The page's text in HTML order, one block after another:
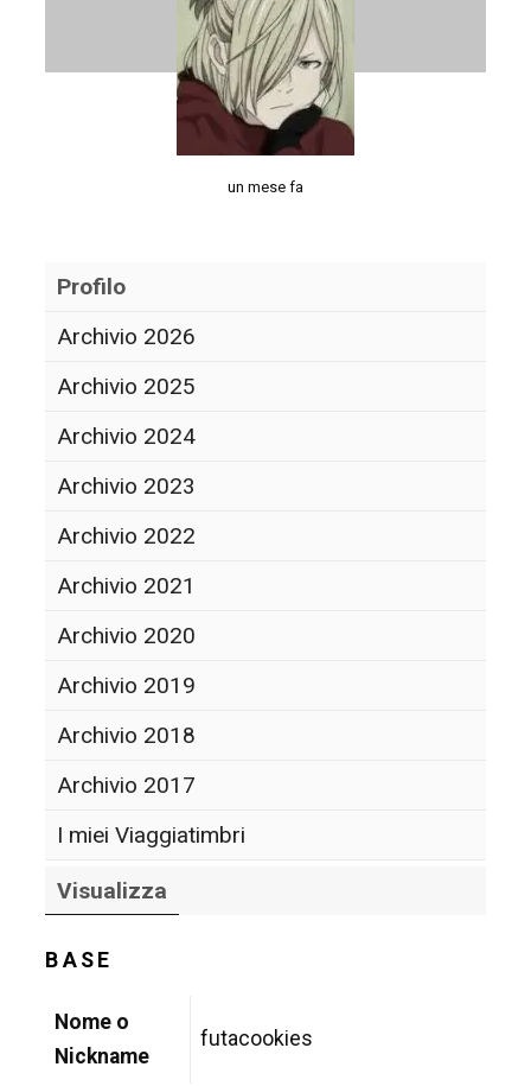
un mese fa
Profilo
Archivio 2026
Archivio 2025
Archivio 2024
Archivio 2023
Archivio 2022
Archivio 2021
Archivio 2020
Archivio 2019
Archivio 2018
Archivio 2017
I miei Viaggiatimbri
Visualizza
BASE
Nome o
Nickname
futacookies